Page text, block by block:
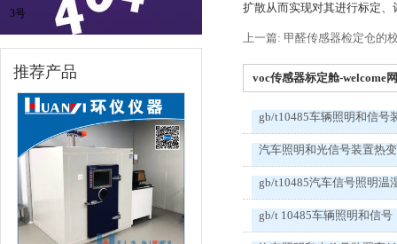
3号
推荐产品
扩散从而实现对其进行标定
上一篇: 甲醛传感器检定仓的
voc传感器标定舱-welcome
gb/t10485车辆照明和信号
汽车照明和光信号装置热
gb/t10485汽车信号照明温
gb/t 10485车辆照明和信号